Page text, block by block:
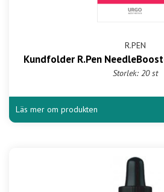
R.PEN
Kundfolder R.Pen
Storlek: 20 st
Läs mer om produkten